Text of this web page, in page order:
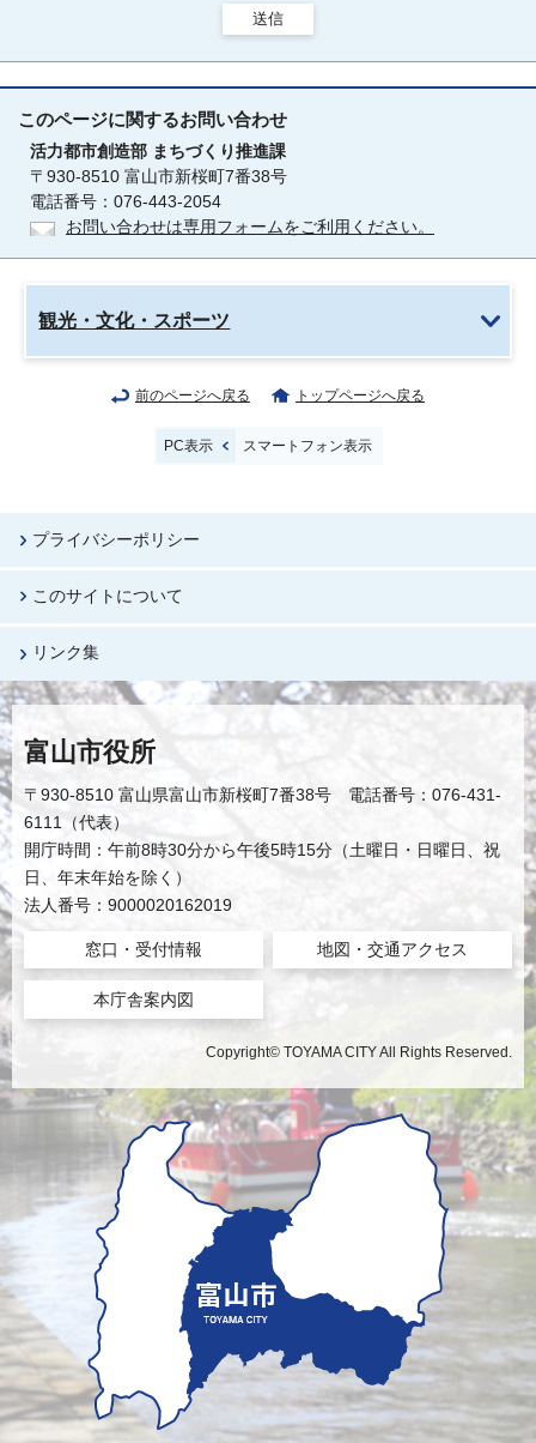
送信
このページに関するお問い合わせ
活力都市創造部 まちづくり推進課
〒930-8510 富山市新桜町7番38号
電話番号：076-443-2054
お問い合わせは専用フォームをご利用ください。
観光・文化・スポーツ
前のページへ戻る トップページへ戻る
PC表示 スマートフォン表示
プライバシーポリシー
このサイトについて
リンク集
富山市役所
〒930-8510 富山県富山市新桜町7番38号 電話番号：076-431-
6111（代表）
開庁時間：午前8時30分から午後5時15分（土曜日・日曜日、祝
日、年末年始を除く）
法人番号：9000020162019
窓口・受付情報 地図・交通アクセス
本庁舎案内図
Copyright© TOYAMA CITY All Rights Reserved.